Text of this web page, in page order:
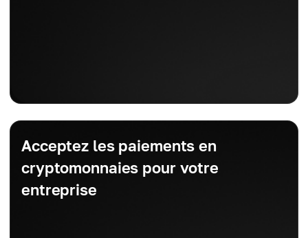
Acceptez les paiements en
cryptomonnaies pour votre
entreprise